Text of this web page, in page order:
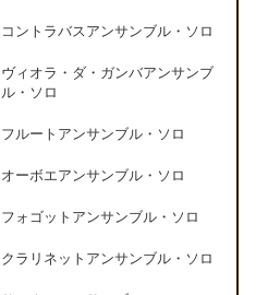
コントラバスアンサンブル・ソロ
ヴィオラ・ダ・ガンバアンサンブ
ル・ソロ
フルートアンサンブル・ソロ
オーボエアンサンブル・ソロ
フォゴットアンサンブル・ソロ
クラリネットアンサンブル・ソロ